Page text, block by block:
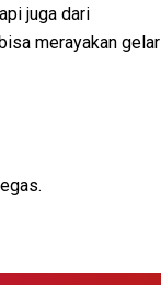
juga dari
merayakan gelar